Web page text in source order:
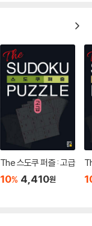
The 스도쿠 퍼즐 : 고급
10% 4,410원